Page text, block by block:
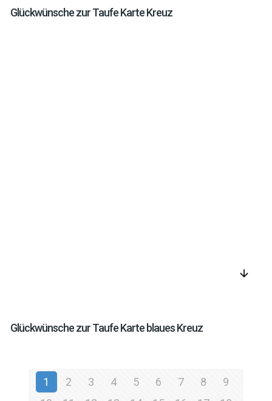
Glückwünsche zur Taufe Karte Kreuz
arrow_downward
Glückwünsche zur Taufe Karte blaues Kreuz
1 2 3 4 5 6 7 8
9